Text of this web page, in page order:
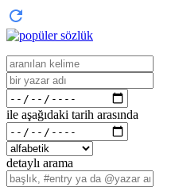
ile aşağıdaki tarih arasında
detaylı arama